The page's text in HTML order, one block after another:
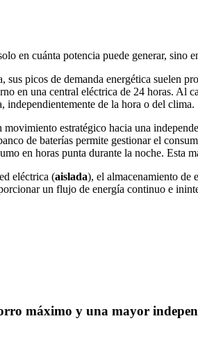
en cuánta potencia puede generar, sino
picos de demanda energética suelen
en una central eléctrica de 24 horas. Al
independientemente de la hora o del clima.
estratégico hacia una
de baterías permite gestionar el
en horas punta durante la noche.
eléctrica (aislada), el almacenamiento de
un flujo de energía continuo e
máximo y una mayor